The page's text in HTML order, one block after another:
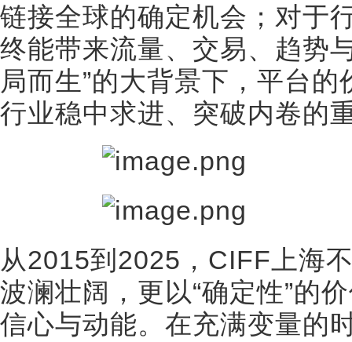
链接全球的确定机会；对于
终能带来流量、交易、趋势
局而生”的大背景下，平台
行业稳中求进、突破内卷的
从2015到2025，CIFF上海
波澜壮阔，更以“确定性”的
信心与动能。在充满变量的